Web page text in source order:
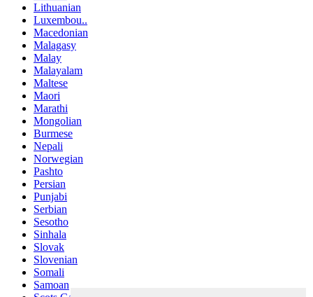
Lithuanian
Luxembou..
Macedonian
Malagasy
Malay
Malayalam
Maltese
Maori
Marathi
Mongolian
Burmese
Nepali
Norwegian
Pashto
Persian
Punjabi
Serbian
Sesotho
Sinhala
Slovak
Slovenian
Somali
Samoan